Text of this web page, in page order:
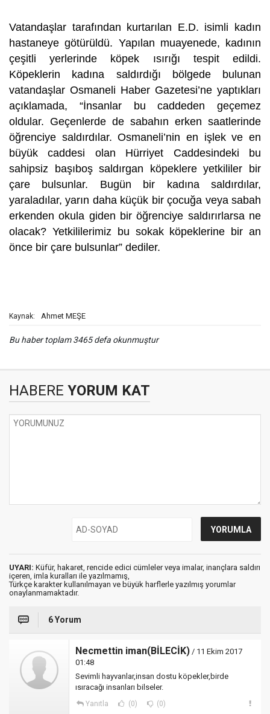
Vatandaşlar tarafından kurtarılan E.D. isimli kadın
hastaneye götürüldü. Yapılan muayenede, kadının
çeşitli yerlerinde köpek ısırığı tespit edildi.
Köpeklerin kadına saldırdığı bölgede bulunan
vatandaşlar Osmaneli Haber Gazetesi’ne yaptıkları
açıklamada, “İnsanlar bu caddeden geçemez
oldular. Geçenlerde de sabahın erken saatlerinde
öğrenciye saldırdılar. Osmaneli’nin en işlek ve en
büyük caddesi olan Hürriyet Caddesindeki bu
sahipsiz başıboş saldırgan köpeklere yetkililer bir
çare bulsunlar. Bugün bir kadına saldırdılar,
yaraladılar, yarın daha küçük bir çocuğa veya sabah
erkenden okula giden bir öğrenciye saldırırlarsa ne
olacak? Yetkililerimiz bu sokak köpeklerine bir an
önce bir çare bulsunlar” dediler.
Kaynak: Ahmet MEŞE
Bu haber toplam 3465 defa okunmuştur
HABERE YORUM KAT
UYARI: Küfür, hakaret, rencide edici cümleler veya imalar, inançlara saldırı
içeren, imla kuralları ile yazılmamış,
Türkçe karakter kullanılmayan ve büyük harflerle yazılmış yorumlar
onaylanmamaktadır.
6 Yorum
Necmettin iman(BİLECİK) / 11 Ekim 2017
01:48
Sevimli hayvanlar,insan dostu köpekler,birde
ısıracağı insanları bilseler.
Yanıtla (0) (0)